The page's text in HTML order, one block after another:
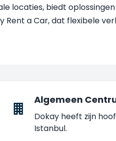
locaties, biedt oplossingen
a Car, dat flexibele
Algemeen
Dokay heeft zijn
Istanbul.